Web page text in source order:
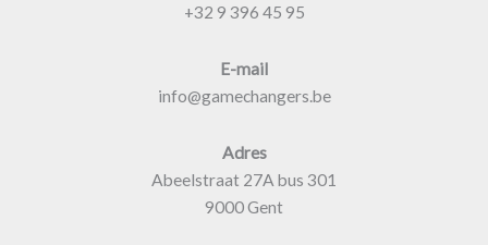
+32 9 396 45 95
E-mail
info@gamechangers.be
Adres
Abeelstraat 27A bus 301
9000 Gent